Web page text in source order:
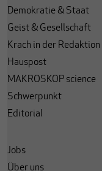
Demokratie & Staat
Geist & Gesellschaft
Krach in der Redaktion
Hauspost
MAKROSKOP science
Schwerpunkt
Editorial
Jobs
Über uns